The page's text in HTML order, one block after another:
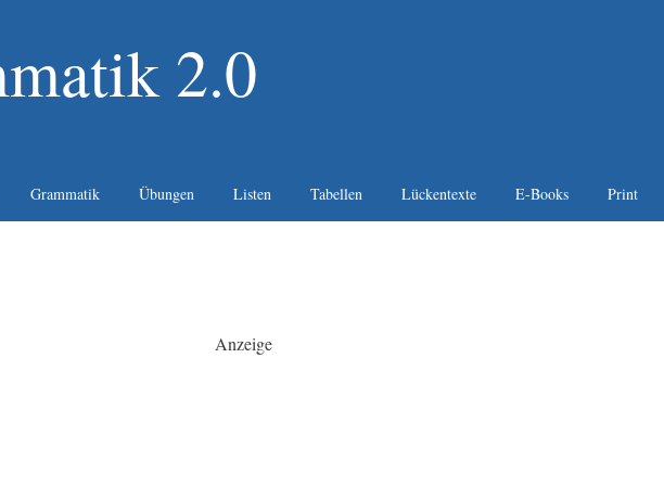
2.0
Grammatik Übungen Listen Tabellen Lückentexte E-Books Print
Anzeige